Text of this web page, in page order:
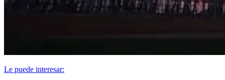
Le puede interesar: